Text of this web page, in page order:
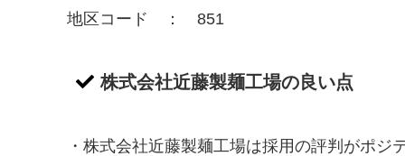
地区コード ： 851
株式会社近藤製麺工場の良い点
・株式会社近藤製麺工場は採用の評判がポジ